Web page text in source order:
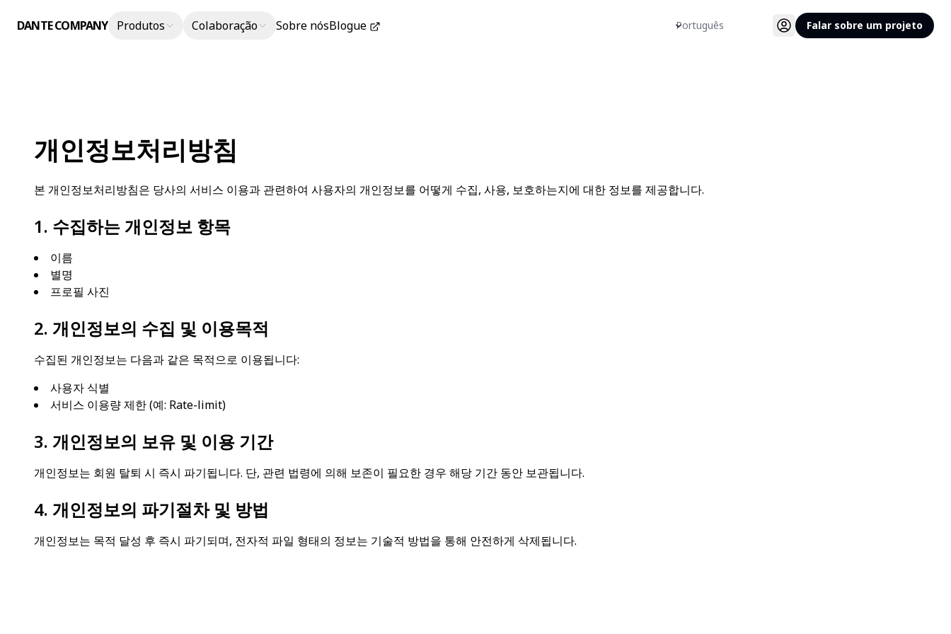
DANTE COMPANY Produtos Colaboração Sobre nósBlogue Idioma Falar sobre um projeto
개인정보처리방침
본 개인정보처리방침은 당사의 서비스 이용과 관련하여 사용자의 개인정보를 어떻게 수집, 사용, 보호하는지에 대한 정보를 제공합니다.
1. 수집하는 개인정보 항목
이름
별명
프로필 사진
2. 개인정보의 수집 및 이용목적
수집된 개인정보는 다음과 같은 목적으로 이용됩니다:
사용자 식별
서비스 이용량 제한 (예: Rate-limit)
3. 개인정보의 보유 및 이용 기간
개인정보는 회원 탈퇴 시 즉시 파기됩니다. 단, 관련 법령에 의해 보존이 필요한 경우 해당 기간 동안 보관됩니다.
4. 개인정보의 파기절차 및 방법
개인정보는 목적 달성 후 즉시 파기되며, 전자적 파일 형태의 정보는 기술적 방법을 통해 안전하게 삭제됩니다.